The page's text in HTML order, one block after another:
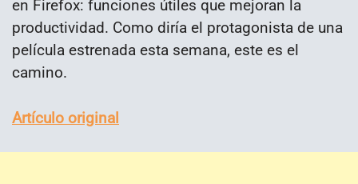
en Firefox: funciones útiles que mejoran la
productividad. Como diría el protagonista de una
película estrenada esta semana, este es el
camino.
Artículo original